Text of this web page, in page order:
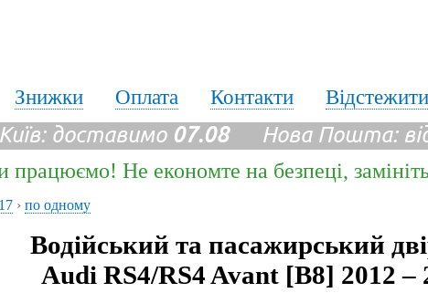
Знижки Оплата Контакти
доставимо 07.08Нова Пошта:
працюємо! Не економте на безпеці,
› по одному
Водійський та пасажирський
Audi RS4/RS4 Avant [B8] 2012 –